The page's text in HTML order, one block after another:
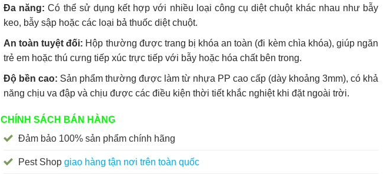
Đa năng: Có thể sử dụng kết hợp với nhiều loại công cụ diệt chuột khác nhau như bẫy
keo, bẫy sập hoặc các loại bả thuốc diệt chuột.
An toàn tuyệt đối: Hộp thường được trang bị khóa an toàn (đi kèm chìa khóa), giúp ngăn
trẻ em hoặc thú cưng tiếp xúc trực tiếp với bẫy hoặc hóa chất bên trong.
Độ bền cao: Sản phẩm thường được làm từ nhựa PP cao cấp (dày khoảng 3mm), có khả
năng chịu va đập và chịu được các điều kiện thời tiết khắc nghiệt khi đặt ngoài trời.
CHÍNH SÁCH BÁN HÀNG
Đảm bảo 100% sản phẩm chính hãng
Pest Shop giao hàng tận nơi trên toàn quốc